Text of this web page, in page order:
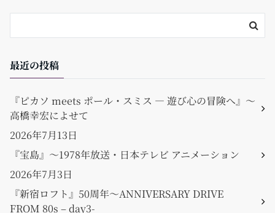
k
最近の投稿
『ピカソ meets ポール・スミス ― 遊び心の冒険へ』〜
高橋幸宏によせて
2026年7月13日
『宝島』〜1978年放送・日本テレビ アニメーション
2026年7月3日
『新宿ロフト』50周年〜ANNIVERSARY DRIVE
FROM 80s – day3-